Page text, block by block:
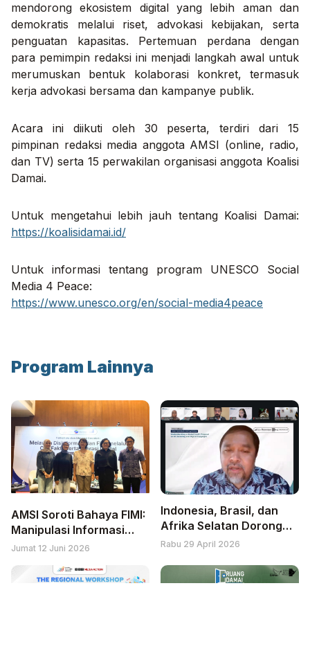
mendorong ekosistem digital yang lebih aman dan
demokratis melalui riset, advokasi kebijakan, serta
penguatan kapasitas. Pertemuan perdana dengan
para pemimpin redaksi ini menjadi langkah awal untuk
merumuskan bentuk kolaborasi konkret, termasuk
kerja advokasi bersama dan kampanye publik.
Acara ini diikuti oleh 30 peserta, terdiri dari 15
pimpinan redaksi media anggota AMSI (online, radio,
dan TV) serta 15 perwakilan organisasi anggota Koalisi
Damai.
Untuk mengetahui lebih jauh tentang Koalisi Damai:
https://koalisidamai.id/
Untuk informasi tentang program UNESCO Social
Media 4 Peace:
https://www.unesco.org/en/social-media4peace
Program Lainnya
AMSI Soroti Bahaya FIMI:
Manipulasi Informasi
Asing yang Kian Ancam
Publik
Jumat 12 Juni 2026
Indonesia, Brasil, dan
Afrika Selatan Dorong
Perlindungan Hak Cipta
Era AI
Rabu 29 April 2026